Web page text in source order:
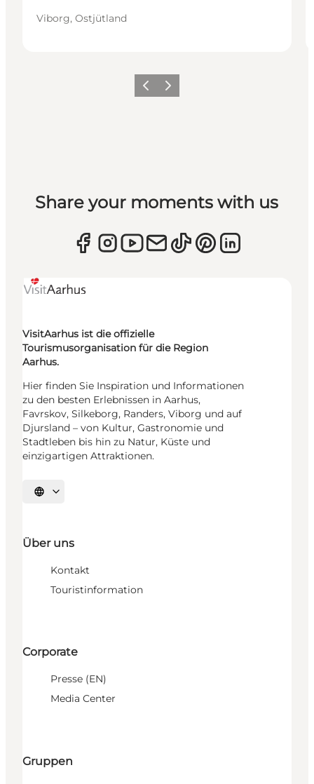
Viborg, Ostjütland
ZurückWeiter
Share your moments with us
VisitAarhus ist die offizielle
Tourismusorganisation für die Region
Aarhus.
Hier finden Sie Inspiration und Informationen
zu den besten Erlebnissen in Aarhus,
Favrskov, Silkeborg, Randers, Viborg und auf
Djursland – von Kultur, Gastronomie und
Stadtleben bis hin zu Natur, Küste und
einzigartigen Attraktionen.
Sprache auswählen
Über uns
Kontakt
Touristinformation
Corporate
Presse (EN)
Media Center
Gruppen